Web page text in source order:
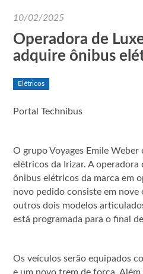
10/02/2025
Operadora de
adquire ônibus
Elétricos
Portal Technibus
O grupo Voyages Emile
elétricos da Irizar. A operadora
ônibus elétricos da marca em
novo pedido consiste em nove
outros dois modelos
está programada para o final
Os veículos serão equipados
e um novo trem de força.